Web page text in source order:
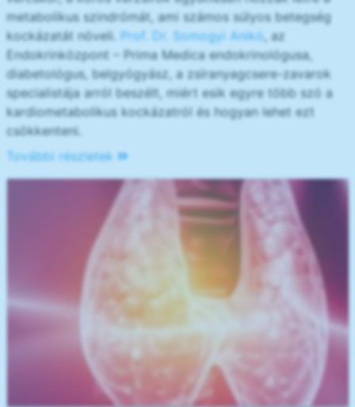
metabolikus szindrómát, ami számos súlyos betegség
kockázatát növeli. Prof. Dr. Somogyi Anikó, az
Endokrinközpont – Prima Medica endokrinológusa,
diabetológus, belgyógyász, a zsíranyagcsere-zavarok
specialistája arról beszélt, miért esik egyre több szó a
kardiometabolikus kockázatról és hogyan lehet ezt
csökkenteni.
További részletek